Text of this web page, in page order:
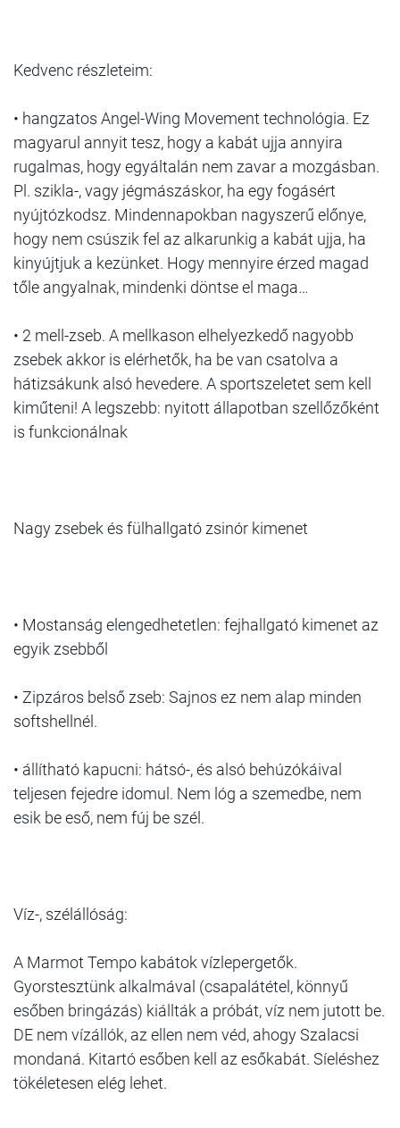
Kedvenc részleteim:
• hangzatos Angel-Wing Movement technológia. Ez
magyarul annyit tesz, hogy a kabát ujja annyira
rugalmas, hogy egyáltalán nem zavar a mozgásban.
Pl. szikla-, vagy jégmászáskor, ha egy fogásért
nyújtózkodsz. Mindennapokban nagyszerű előnye,
hogy nem csúszik fel az alkarunkig a kabát ujja, ha
kinyújtjuk a kezünket. Hogy mennyire érzed magad
tőle angyalnak, mindenki döntse el maga…
• 2 mell-zseb. A mellkason elhelyezkedő nagyobb
zsebek akkor is elérhetők, ha be van csatolva a
hátizsákunk alsó hevedere. A sportszeletet sem kell
kiműteni! A legszebb: nyitott állapotban szellőzőként
is funkcionálnak
Nagy zsebek és fülhallgató zsinór kimenet
• Mostanság elengedhetetlen: fejhallgató kimenet az
egyik zsebből
• Zipzáros belső zseb: Sajnos ez nem alap minden
softshellnél.
• állítható kapucni: hátsó-, és alsó behúzókáival
teljesen fejedre idomul. Nem lóg a szemedbe, nem
esik be eső, nem fúj be szél.
Víz-, szélállóság:
A Marmot Tempo kabátok vízlepergetők.
Gyorstesztünk alkalmával (csapalátétel, könnyű
esőben bringázás) kiállták a próbát, víz nem jutott be.
DE nem vízállók, az ellen nem véd, ahogy Szalacsi
mondaná. Kitartó esőben kell az esőkabát. Síeléshez
tökéletesen elég lehet.